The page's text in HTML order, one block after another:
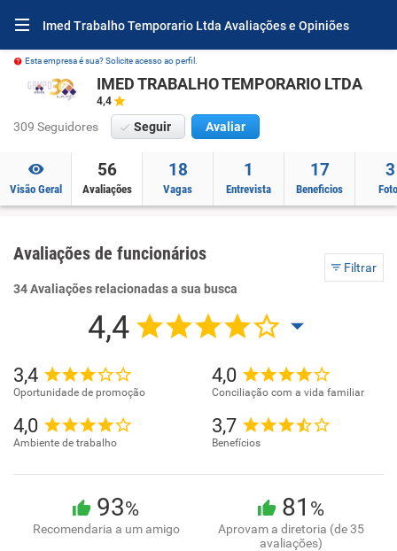
Imed Trabalho Temporario Ltda Avaliações e Opiniões
Esta empresa é sua? Solicite acesso ao perfil.
IMED TRABALHO TEMPORARIO LTDA
4,4
309 Seguidores Seguir Avaliar
Visão Geral
56
Avaliações
18
Vagas
1
Entrevista
17
Beneficios
3
Avaliações de funcionários
Filtrar
34 Avaliações relacionadas a sua busca
4,4
3,4
Oportunidade de promoção
4,0
Conciliação com a vida familiar
4,0
Ambiente de trabalho
3,7
Benefícios
93%
Recomendaria a um amigo
81 %
Aprovam a diretoria (de 35
avaliações)